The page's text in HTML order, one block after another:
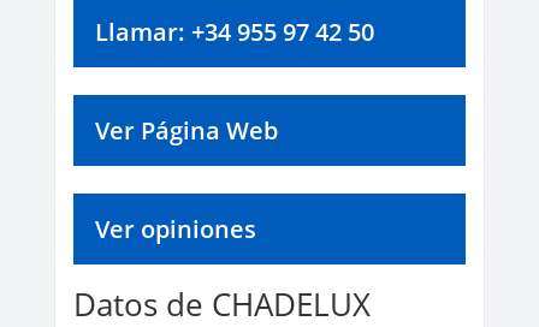
Llamar: +34 955 97 42 50
Ver Página Web
Ver opiniones
Datos de CHADELUX